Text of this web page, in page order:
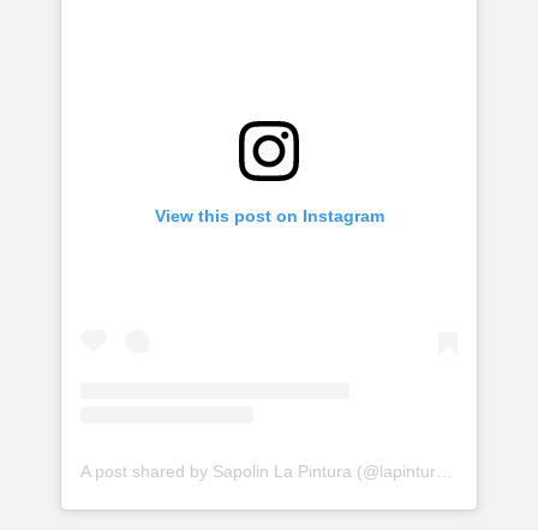
View this post on Instagram
A post shared by Sapolin La Pintura (@lapinturasapolin)